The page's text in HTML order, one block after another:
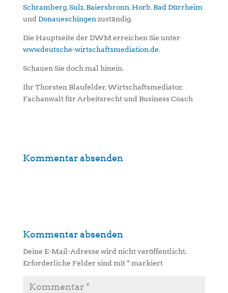
Schramberg, Sulz, Baiersbronn Horb Bad Dürrheim
und Donaueschingen zuständig.
Die Hauptseite der DWM erreichen Sie unter
www.deutsche-wirtschaftsmediation.de.
Schauen Sie doch mal hinein.
Ihr Thorsten Blaufelder, Wirtschaftsmediator,
Fachanwalt für Arbeitsrecht und Business Coach
Kommentar absenden
Kommentar absenden
Deine E-Mail-Adresse wird nicht veröffentlicht.
Erforderliche Felder sind mit* markiert